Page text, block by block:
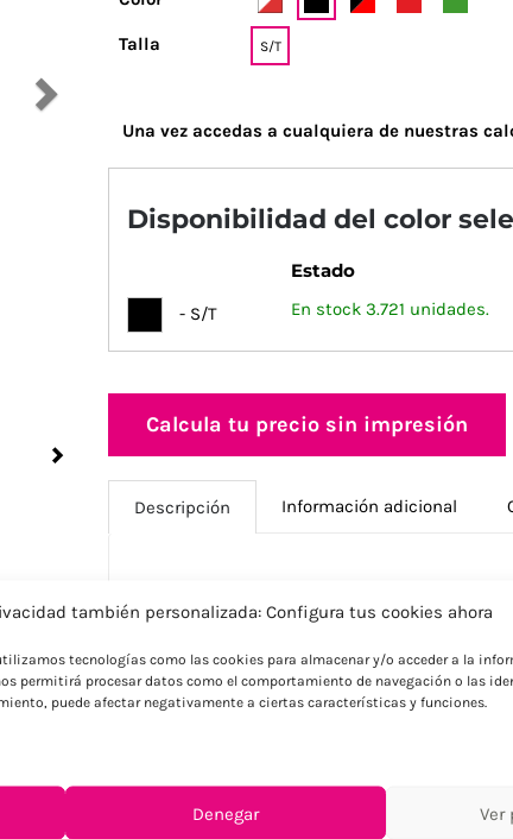
también personalizada: Configura tus cookies ahora
tecnologías como las cookies para almacenar y/o acceder a la
permitirá procesar datos como el comportamiento de navegación o las
puede afectar negativamente a ciertas características y funciones.
Denegar Ver
Talla S/T
Una vez accedas a cualquiera de nuestras
Disponibilidad del color
Estado
- S/T En stock 3.721 unidades.
Calcula tu precio sin impresión
Descripción Información adicional
Descripción
Taza de cerámica con motivos navideños.
cartón a juego. Capacidad: 300 ml.
CX1571-03